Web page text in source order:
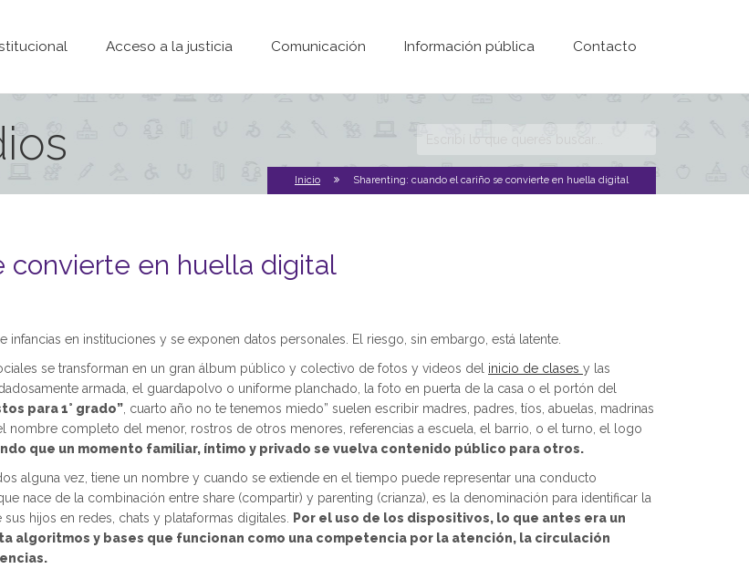
Acceso a la justicia Comunicación Información pública Contacto
Formulario de
búsqueda
Inicio Sharenting: cuando el cariño se convierte en huella digital
convierte en huella digital
en instituciones y se exponen datos personales. El riesgo, sin embargo, está latente.
se transforman en un gran álbum público y colectivo de fotos y videos del inicio de clases y las
armada, el guardapolvo o uniforme planchado, la foto en puerta de la casa o el portón del
para 1° grado” , cuarto año no te tenemos miedo” suelen escribir madres, padres, tíos, abuelas, madrinas
nombre completo del menor, rostros de otros menores, referencias a escuela, el barrio, o el turno, el logo
que un momento familiar, íntimo y privado se vuelva contenido público para otros.
alguna vez, tiene un nombre y cuando se extiende en el tiempo puede representar una conducto
nace de la combinación entre share (compartir) y parenting (crianza), es la denominación para identificar la
hijos en redes, chats y plataformas digitales.
Por el uso de los dispositivos, lo que antes era un
algoritmos y bases que funcionan como una competencia por la atención, la circulación